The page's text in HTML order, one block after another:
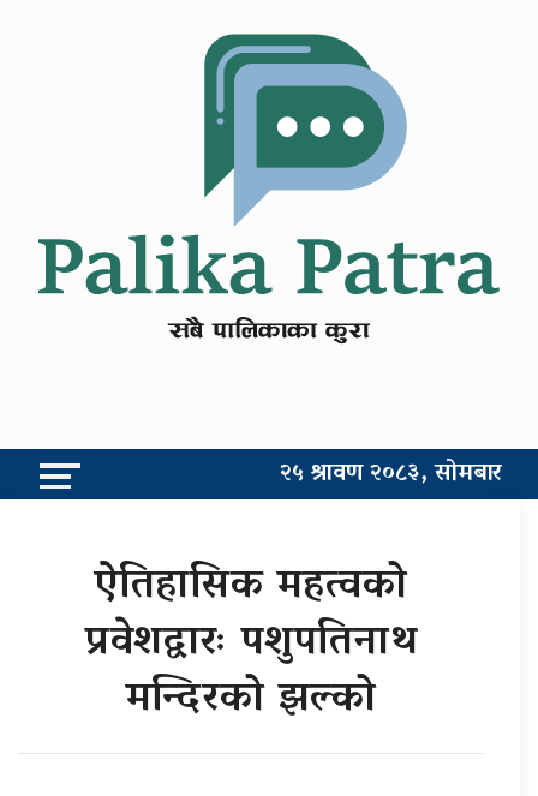
२५ श्रावण २०८३, सोमबार
ऐतिहासिक महत्वको
प्रवेशद्वारः पशुपतिनाथ
मन्दिरको झल्को